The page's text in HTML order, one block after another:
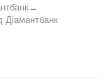
→
Діамантбанк